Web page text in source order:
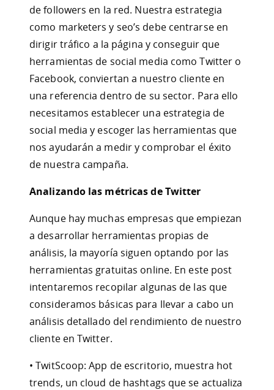
de followers en la red. Nuestra estrategia
como marketers y seo’s debe centrarse en
dirigir tráfico a la página y conseguir que
herramientas de social media como Twitter o
Facebook, conviertan a nuestro cliente en
una referencia dentro de su sector. Para ello
necesitamos establecer una estrategia de
social media y escoger las herramientas que
nos ayudarán a medir y comprobar el éxito
de nuestra campaña.
Analizando las métricas de Twitter
Aunque hay muchas empresas que empiezan
a desarrollar herramientas propias de
análisis, la mayoría siguen optando por las
herramientas gratuitas online. En este post
intentaremos recopilar algunas de las que
consideramos básicas para llevar a cabo un
análisis detallado del rendimiento de nuestro
cliente en Twitter.
• TwitScoop: App de escritorio, muestra hot
trends, un cloud de hashtags que se actualiza